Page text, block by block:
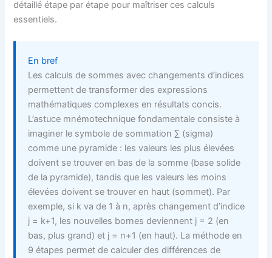
détaillé étape par étape pour maîtriser ces calculs
essentiels.
En bref
Les calculs de sommes avec changements d’indices
permettent de transformer des expressions
mathématiques complexes en résultats concis.
L’astuce mnémotechnique fondamentale consiste à
imaginer le symbole de sommation ∑ (sigma)
comme une pyramide : les valeurs les plus élevées
doivent se trouver en bas de la somme (base solide
de la pyramide), tandis que les valeurs les moins
élevées doivent se trouver en haut (sommet). Par
exemple, si k va de 1 à n, après changement d’indice
j = k+1, les nouvelles bornes deviennent j = 2 (en
bas, plus grand) et j = n+1 (en haut). La méthode en
9 étapes permet de calculer des différences de